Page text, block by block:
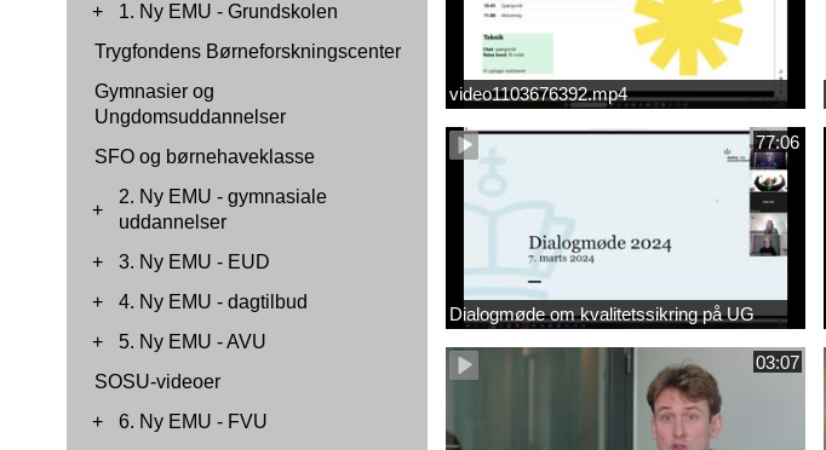
+
1. Ny EMU - Grundskolen
Trygfondens Børneforskningscenter
Gymnasier og
Ungdomsuddannelser
SFO og børnehaveklasse
+
2. Ny EMU - gymnasiale
uddannelser
+
3. Ny EMU - EUD
+
4. Ny EMU - dagtilbud
+
5. Ny EMU - AVU
SOSU-videoer
+
6. Ny EMU - FVU
video1103676392.mp4
77:06
Dialogmøde om kvalitetssikring på UG
03:07